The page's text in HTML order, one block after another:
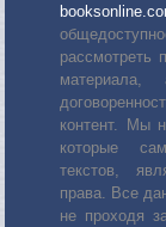
рассмотреть
контент. Мы
которые
текстов,
права. Все
не проходя